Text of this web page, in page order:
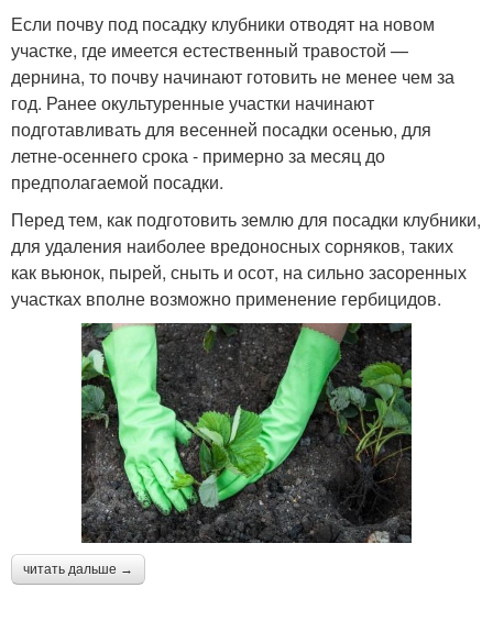
Если почву под посадку клубники отводят на новом
участке, где имеется естественный травостой —
дернина, то почву начинают готовить не менее чем за
год. Ранее окультуренные участки начинают
подготавливать для весенней посадки осенью, для
летне-осеннего срока - примерно за месяц до
предполагаемой посадки.
Перед тем, как подготовить землю для посадки клубники,
для удаления наиболее вредоносных сорняков, таких
как вьюнок, пырей, сныть и осот, на сильно засоренных
участках вполне возможно применение гербицидов.
читать дальше →